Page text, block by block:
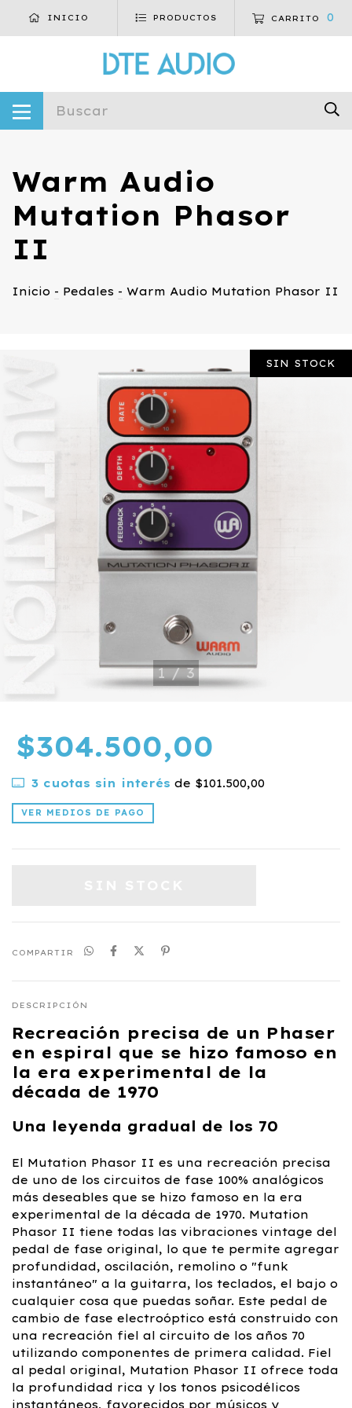
INICIO PRODUCTOS CARRITO 0
Warm Audio
Mutation Phasor
II
Inicio - Pedales - Warm Audio Mutation Phasor II
SIN STOCK
1/3
$304.500,00
3cuotas sin interés de $101.500,00
VER MEDIOS DE PAGO
COMPARTIR
DESCRIPCIÓN
Recreación precisa de un Phaser
en espiral que se hizo famoso en
la era experimental de la
década de 1970
Una leyenda gradual de los 70
El Mutation Phasor II es una recreación precisa
de uno de los circuitos de fase 100% analógicos
más deseables que se hizo famoso en la era
experimental de la década de 1970. Mutation
Phasor II tiene todas las vibraciones vintage del
pedal de fase original, lo que te permite agregar
profundidad, oscilación, remolino o "funk
instantáneo" a la guitarra, los teclados, el bajo o
cualquier cosa que puedas soñar. Este pedal de
cambio de fase electroóptico está construido con
una recreación fiel al circuito de los años 70
utilizando componentes de primera calidad. Fiel
al pedal original, Mutation Phasor II ofrece toda
la profundidad rica y los tonos psicodélicos
instantáneos, favorecidos por músicos y